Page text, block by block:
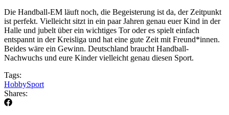
Die Handball-EM läuft noch, die Begeisterung ist da, der Zeitpunkt
ist perfekt. Vielleicht sitzt in ein paar Jahren genau euer Kind in der
Halle und jubelt über ein wichtiges Tor oder es spielt einfach
entspannt in der Kreisliga und hat eine gute Zeit mit Freund*innen.
Beides wäre ein Gewinn. Deutschland braucht Handball-
Nachwuchs und eure Kinder vielleicht genau diesen Sport.
Tags:
HobbySport
Shares: